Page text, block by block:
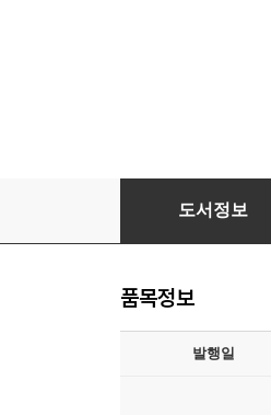
마켓 3.0
도서정보
품목정보
발행일